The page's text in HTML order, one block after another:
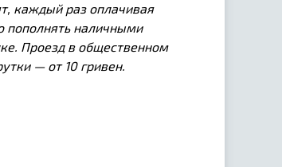
каждый раз оплачивая
пополнять наличными
Проезд в общественном
— от 10 гривен.